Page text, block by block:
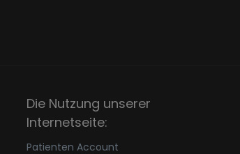
Die Nutzung unserer
Internetseite:
Patienten Account